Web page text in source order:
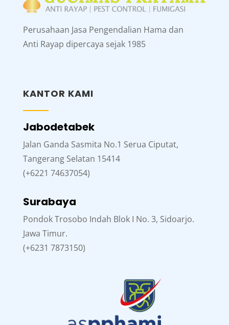
Perusahaan Jasa Pengendalian Hama dan
Anti Rayap dipercaya sejak 1985
KANTOR KAMI
Jabodetabek
Jalan Ganda Sasmita No.1 Serua Ciputat,
Tangerang Selatan 15414
(+6221 74637054)
Surabaya
Pondok Trosobo Indah Blok I No. 3, Sidoarjo.
Jawa Timur.
(+6231 7873150)